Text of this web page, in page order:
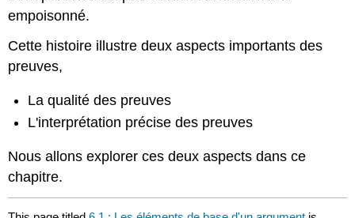
empoisonné.
Cette histoire illustre deux aspects importants des
preuves,
La qualité des preuves
L'interprétation précise des preuves
Nous allons explorer ces deux aspects dans ce
chapitre.